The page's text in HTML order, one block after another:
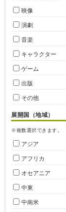
映像
演劇
音楽
キャラクター
ゲーム
出版
その他
展開国（地域）
※複数選択できます。
アジア
アフリカ
オセアニア
中東
中南米